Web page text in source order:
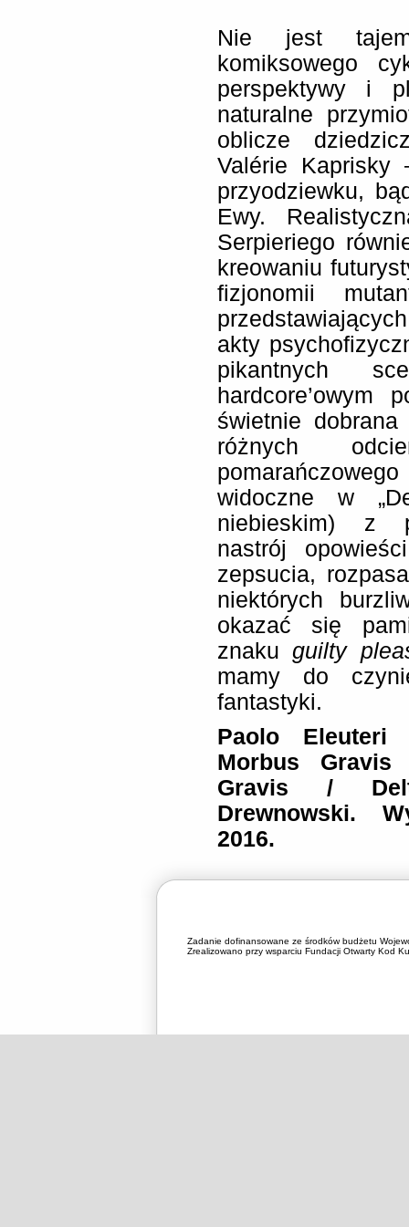
Nie jest
komiksowego
perspektywy i
naturalne
oblicze
Valérie Kaprisky
przyodziewku,
Ewy.
Serpieriego
kreowaniu
fizjonomii
akty
pikantnych
hardcore’owym
świetnie
różnych
widoczne w
niebieskim) z
nastrój
zepsucia,
niektórych
okazać się
znakuguilty
mamy do
fantastyki.
Paolo Eleuteri
Morbus Gravis
Gravis /
Drewnows ki.
2016.
Zadanie dofinansowane ze środków budżetu
Zrealizowano przy wsparciu Fundacji Otwarty Kod